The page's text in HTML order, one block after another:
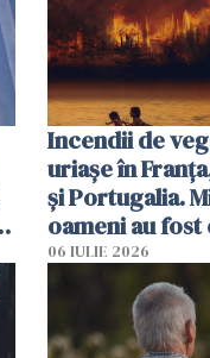
Incendii de
uriașe în
și Portugalia.
oameni au
06 IULIE 2026